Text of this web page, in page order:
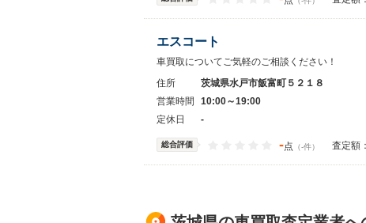
エスコート
車買取についてご気軽のご相談ください！
住所
茨城県水戸市飯富町５２１８
営業時間
10:00～19:00
定休日
-
総合評価 -点 （-件） 査定額：